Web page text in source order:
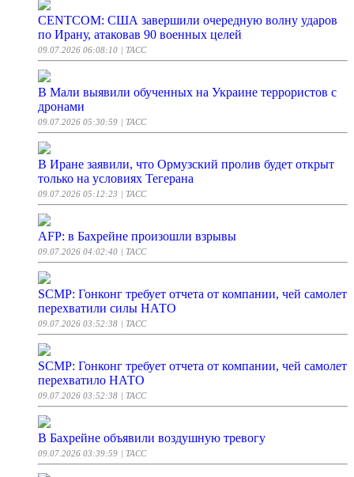
CENTCOM: США завершили очередную волну ударов
по Ирану, атаковав 90 военных целей
09.07.2026 06:08:10 | ТАСС
В Мали выявили обученных на Украине террористов с
дронами
09.07.2026 05:30:59 | ТАСС
В Иране заявили, что Ормузский пролив будет открыт
только на условиях Тегерана
09.07.2026 05:12:23 | ТАСС
AFP: в Бахрейне произошли взрывы
09.07.2026 04:02:40 | ТАСС
SCMP: Гонконг требует отчета от компании, чей самолет
перехватили силы НАТО
09.07.2026 03:52:38 | ТАСС
SCMP: Гонконг требует отчета от компании, чей самолет
перехватило НАТО
09.07.2026 03:52:38 | ТАСС
В Бахрейне объявили воздушную тревогу
09.07.2026 03:39:59 | ТАСС